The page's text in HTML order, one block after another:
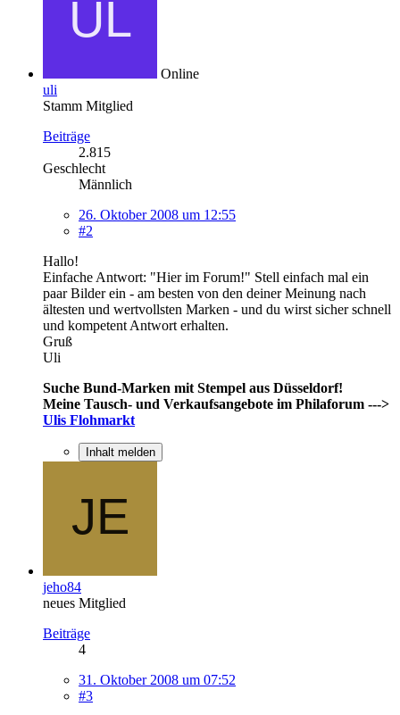
Online
uli
Stamm Mitglied
Beiträge
2.815
Geschlecht
Männlich
26. Oktober 2008 um 12:55
#2
Hallo!
Einfache Antwort: "Hier im Forum!" Stell einfach mal ein
paar Bilder ein - am besten von den deiner Meinung nach
ältesten und wertvollsten Marken - und du wirst sicher schnell
und kompetent Antwort erhalten.
Gruß
Uli
Suche Bund-Marken mit Stempel aus Düsseldorf!
Meine Tausch- und Verkaufsangebote im Philaforum --->
Ulis Flohmarkt
Inhalt melden
jeho84
neues Mitglied
Beiträge
4
31. Oktober 2008 um 07:52
#3